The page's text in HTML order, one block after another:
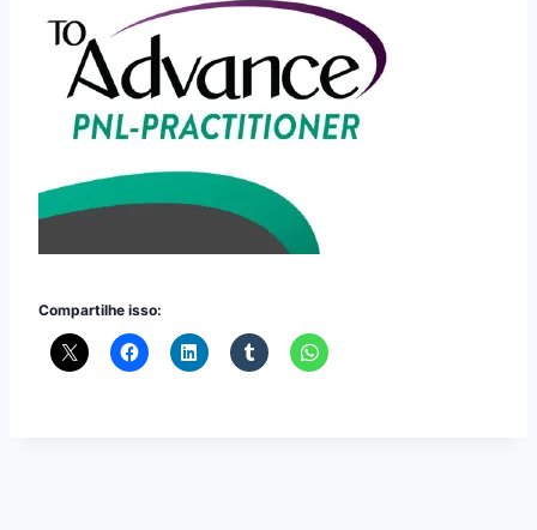
Compartilhe isso: